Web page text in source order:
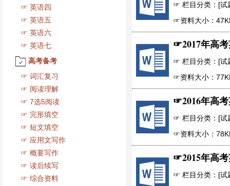
☞ 英语四
☞ 英语五
☞ 英语六
☞ 英语七
高考备考
☞ 词汇复习
☞ 阅读理解
☞ 7选5阅读
☞ 完形填空
☞ 短文填空
☞ 应用文写作
☞ 概要写作
☞ 读后续写
☞ 综合资料
☞ 栏目分类：[试
☞资料大小：
☞2017年高
☞ 栏目分类：[试
☞资料大小：
☞2016年高
☞ 栏目分类：[试
☞资料大小：
☞2015年高
☞ 栏目分类：[试